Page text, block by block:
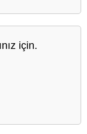
için.